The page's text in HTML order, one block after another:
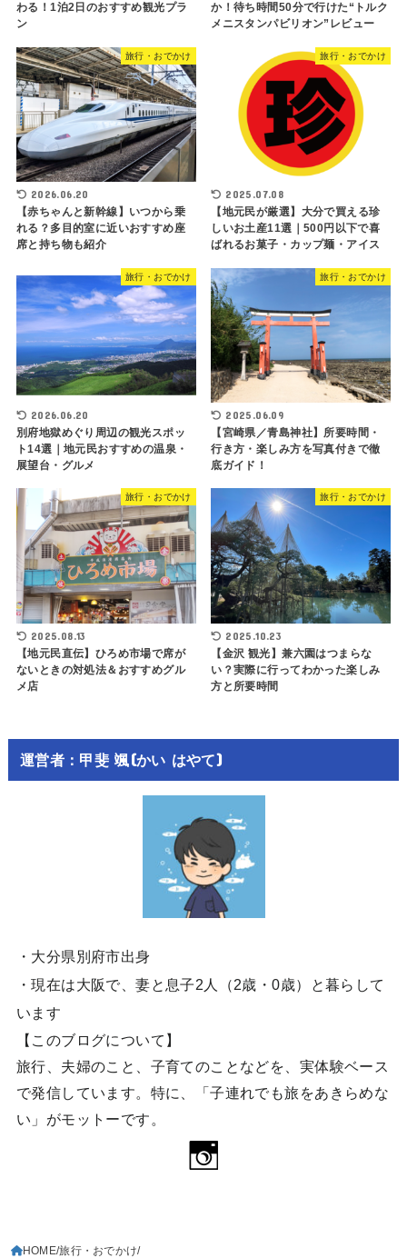
わる！1泊2日のおすすめ観光プラ
ン
か！待ち時間50分で行けた“トルク
メニスタンパビリオン”レビュー
旅行・おでかけ
2026.06.20
【赤ちゃんと新幹線】いつから乗
れる？多目的室に近いおすすめ座
席と持ち物も紹介
旅行・おでかけ
2025.07.08
【地元民が厳選】大分で買える珍
しいお土産11選｜500円以下で喜
ばれるお菓子・カップ麺・アイス
旅行・おでかけ
2026.06.20
別府地獄めぐり周辺の観光スポッ
ト14選｜地元民おすすめの温泉・
展望台・グルメ
旅行・おでかけ
2025.06.09
【宮崎県／青島神社】所要時間・
行き方・楽しみ方を写真付きで徹
底ガイド！
旅行・おでかけ
2025.08.13
【地元民直伝】ひろめ市場で席が
ないときの対処法＆おすすめグル
メ店
旅行・おでかけ
2025.10.23
【金沢 観光】兼六園はつまらな
い？実際に行ってわかった楽しみ
方と所要時間
運営者：甲斐 颯(かい はやて)
・大分県別府市出身
・現在は大阪で、妻と息子2人（2歳・0歳）と暮らして
います
【このブログについて】
旅行、夫婦のこと、子育てのことなどを、実体験ベース
で発信しています。特に、「子連れでも旅をあきらめな
い」がモットーです。
HOME 旅行・おでかけ